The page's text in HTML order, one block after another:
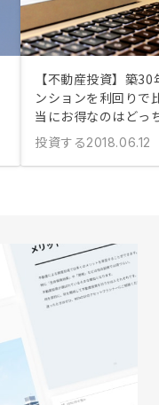
【不動産投資】築
ンションを利回りで
当にお得なのはどっ
投資する2018.06.12